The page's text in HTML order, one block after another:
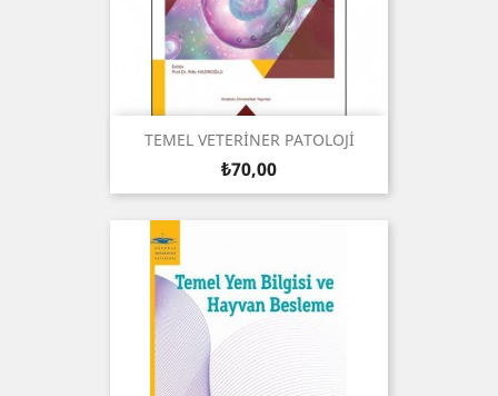
TEMEL VETERİNER PATOLOJİ
Fiyat
₺70,00